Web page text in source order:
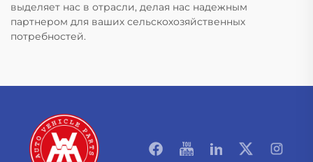
выделяет нас в отрасли, делая нас надежным
партнером для ваших сельскохозяйственных
потребностей.